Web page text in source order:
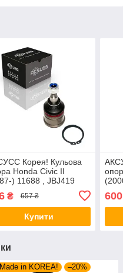
Корея! Кульова
Honda Civic II
) 11688 , JBJ419
₴ 657 ₴
Купити
600
Made in KOREA!
–20%